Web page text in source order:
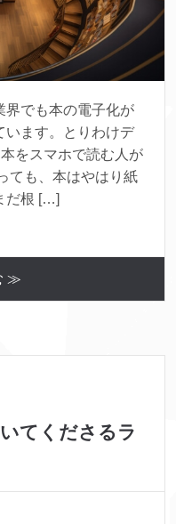
界でも本の電子化が
います。とりわけデ
をスマホで読む人が
ても、本はやはり紙
だ根 […]
≫
てくださるラ